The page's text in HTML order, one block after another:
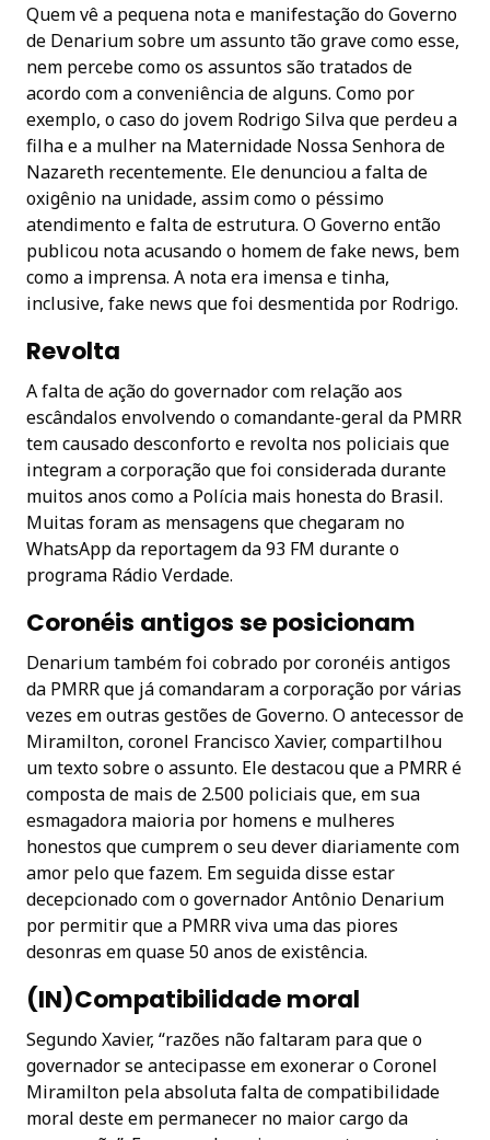
Quem vê a pequena nota e manifestação do Governo
de Denarium sobre um assunto tão grave como esse,
nem percebe como os assuntos são tratados de
acordo com a conveniência de alguns. Como por
exemplo, o caso do jovem Rodrigo Silva que perdeu a
filha e a mulher na Maternidade Nossa Senhora de
Nazareth recentemente. Ele denunciou a falta de
oxigênio na unidade, assim como o péssimo
atendimento e falta de estrutura. O Governo então
publicou nota acusando o homem de fake news, bem
como a imprensa. A nota era imensa e tinha,
inclusive, fake news que foi desmentida por Rodrigo.
Revolta
A falta de ação do governador com relação aos
escândalos envolvendo o comandante-geral da PMRR
tem causado desconforto e revolta nos policiais que
integram a corporação que foi considerada durante
muitos anos como a Polícia mais honesta do Brasil.
Muitas foram as mensagens que chegaram no
WhatsApp da reportagem da 93 FM durante o
programa Rádio Verdade.
Coronéis antigos se posicionam
Denarium também foi cobrado por coronéis antigos
da PMRR que já comandaram a corporação por várias
vezes em outras gestões de Governo. O antecessor de
Miramilton, coronel Francisco Xavier, compartilhou
um texto sobre o assunto. Ele destacou que a PMRR é
composta de mais de 2.500 policiais que, em sua
esmagadora maioria por homens e mulheres
honestos que cumprem o seu dever diariamente com
amor pelo que fazem. Em seguida disse estar
decepcionado com o governador Antônio Denarium
por permitir que a PMRR viva uma das piores
desonras em quase 50 anos de existência.
(IN)Compatibilidade moral
Segundo Xavier, “razões não faltaram para que o
governador se antecipasse em exonerar o Coronel
Miramilton pela absoluta falta de compatibilidade
moral deste em permanecer no maior cargo da